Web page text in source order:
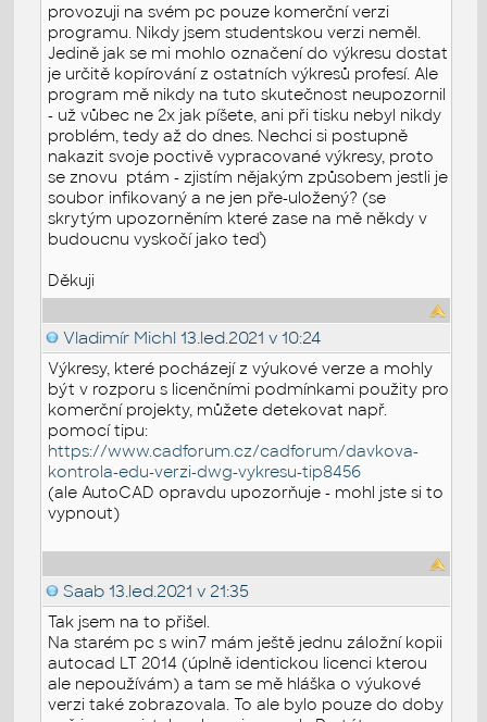
provozuji na svém pc pouze komerční verzi
programu. Nikdy jsem studentskou verzi neměl.
Jedině jak se mi mohlo označení do výkresu dostat
je určitě kopírování z ostatních výkresů profesí. Ale
program mě nikdy na tuto skutečnost neupozornil
- už vůbec ne 2x jak píšete, ani při tisku nebyl nikdy
problém, tedy až do dnes. Nechci si postupně
nakazit svoje poctivě vypracované výkresy, proto
se znovu ptám - zjistím nějakým způsobem jestli je
soubor infikovaný a ne jen pře-uložený? (se
skrytým upozorněním které zase na mě někdy v
budoucnu vyskočí jako teď)
Děkuji
Vladimír Michl 13.led.2021 v 10:24
Výkresy, které pocházejí z výukové verze a mohly
být v rozporu s licenčními podmínkami použity pro
komerční projekty, můžete detekovat např.
pomocí tipu:
https://www.cadforum.cz/cadforum/davkova-
kontrola-edu-verzi-dwg-vykresu-tip8456
(ale AutoCAD opravdu upozorňuje - mohl jste si to
vypnout)
Saab 13.led.2021 v 21:35
Tak jsem na to přišel.
Na starém pc s win7 mám ještě jednu záložní kopii
autocad LT 2014 (úplně identickou licenci kterou
ale nepoužívám) a tam se mě hláška o výukové
verzi také zobrazovala. To ale bylo pouze do doby